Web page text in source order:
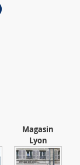
Magasin
Lyon